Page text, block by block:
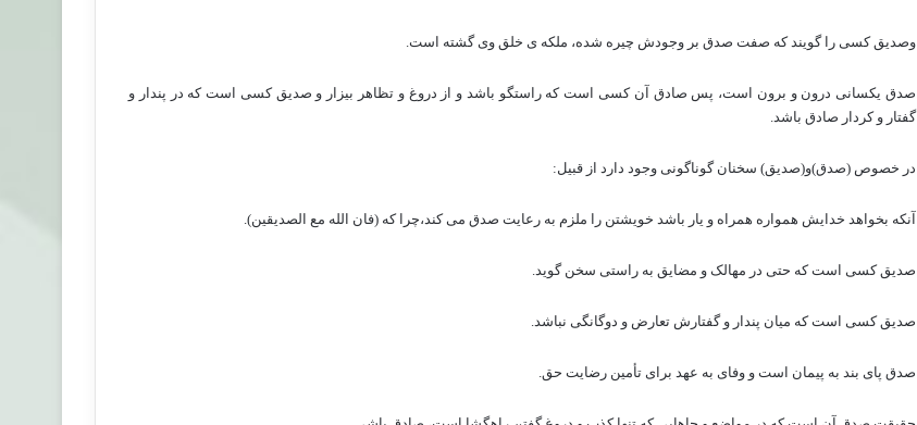
وصدیق کسی را گویند که صفت صدق بر وجودش چیره شده، ملکه ی خلق وی گشته است.
صدق یکسانی درون و برون است، پس صادق آن کسی است که راستگو باشد و از دروغ و تظاهر بیزار و صدیق کسی است که در پندار و
گفتار و کردار صادق باشد.
در خصوص (صدق)و(صدیق) سخنان گوناگونی وجود دارد از قبیل:
آنکه بخواهد خدایش همواره همراه و یار باشد خویشتن را ملزم به رعایت صدق می کند،چرا که (فان الله مع الصدیقین).
صدیق کسی است که حتی در مهالک و مضایق به راستی سخن گوید.
صدیق کسی است که میان پندار و گفتارش تعارض و دوگانگی نباشد.
صدق پای بند به پیمان است و وفای به عهد برای تأمین رضایت حق.